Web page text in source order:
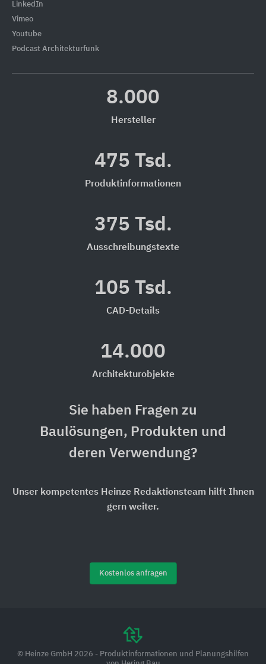
LinkedIn
Vimeo
Youtube
Podcast Architekturfunk
8.000
Hersteller
475 Tsd.
Produktinformationen
375 Tsd.
Ausschreibungstexte
105 Tsd.
CAD-Details
14.000
Architekturobjekte
Sie haben Fragen zu
Baulösungen, Produkten und
deren Verwendung?
Unser kompetentes Heinze Redaktionsteam hilft Ihnen
gern weiter.
Kostenlos anfragen
© Heinze GmbH 2026 - Produktinformationen und Planungshilfen